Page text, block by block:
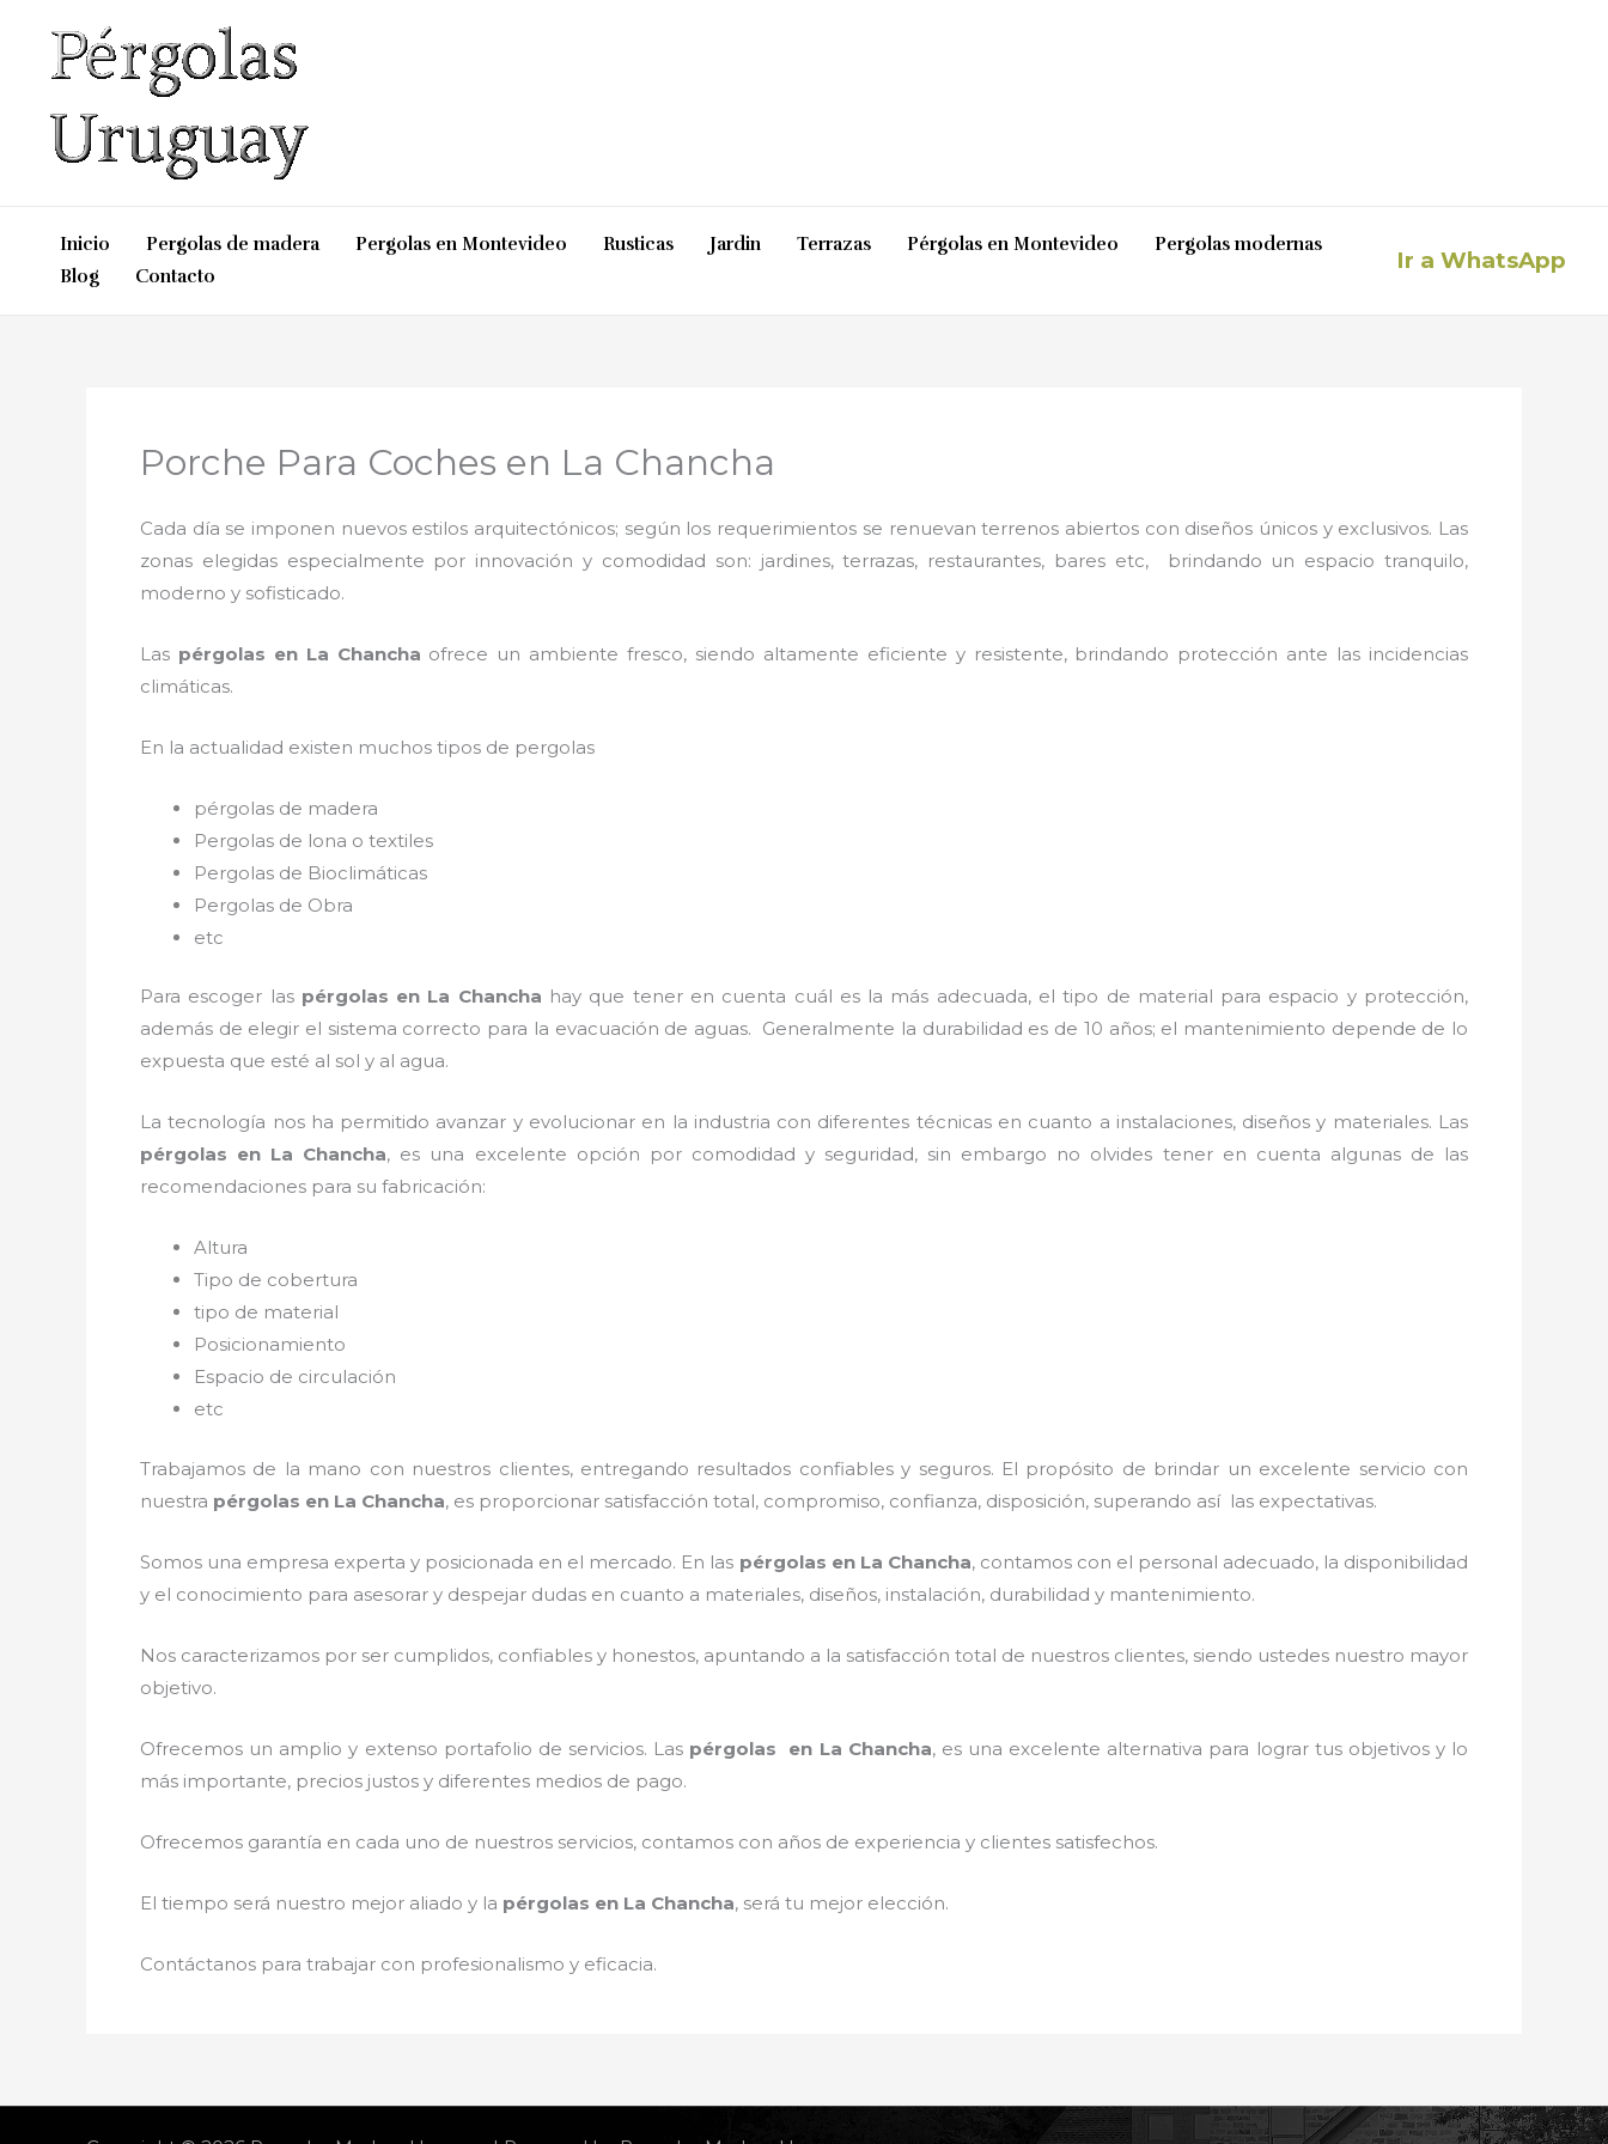
contenido
Inicio Pergolas de madera Pergolas en Montevideo Rusticas Jardin Terrazas Pérgolas en Montevideo
Pergolas modernas
Blog
Contacto
Ir a WhatsApp
Porche Para Coches en La Chancha
Cada día se imponen nuevos estilos arquitectónicos; según los requerimientos se renuevan terrenos abiertos con diseños únicos y exclusivos. Las
zonas elegidas especialmente por innovación y comodidad son: jardines, terrazas, restaurantes, bares etc, brindando un espacio tranquilo,
moderno y sofisticado.
Las pérgolas en La Chancha ofrece un ambiente fresco, siendo altamente eficiente y resistente, brindando protección ante las incidencias
climáticas.
En la actualidad existen muchos tipos de pergolas
pérgolas de madera
Pergolas de lona o textiles
Pergolas de Bioclimáticas
Pergolas de Obra
etc
Para escoger las pérgolas en La Chancha hay que tener en cuenta cuál es la más adecuada, el tipo de material para espacio y protección,
además de elegir el sistema correcto para la evacuación de aguas. Generalmente la durabilidad es de 10 años; el mantenimiento depende de lo
expuesta que esté al sol y al agua.
La tecnología nos ha permitido avanzar y evolucionar en la industria con diferentes técnicas en cuanto a instalaciones, diseños y materiales. Las
pérgolas en La Chancha, es una excelente opción por comodidad y seguridad, sin embargo no olvides tener en cuenta algunas de las
recomendaciones para su fabricación:
Altura
Tipo de cobertura
tipo de material
Posicionamiento
Espacio de circulación
etc
Trabajamos de la mano con nuestros clientes, entregando resultados confiables y seguros. El propósito de brindar un excelente servicio con
nuestra pérgolas en La Chancha, es proporcionar satisfacción total, compromiso, confianza, disposición, superando así las expectativas.
Somos una empresa experta y posicionada en el mercado. En las pérgolas en La Chancha, contamos con el personal adecuado, la disponibilidad
y el conocimiento para asesorar y despejar dudas en cuanto a materiales, diseños, instalación, durabilidad y mantenimiento.
Nos caracterizamos por ser cumplidos, confiables y honestos, apuntando a la satisfacción total de nuestros clientes, siendo ustedes nuestro mayor
objetivo.
Ofrecemos un amplio y extenso portafolio de servicios. Las pérgolas en La Chancha, es una excelente alternativa para lograr tus objetivos y lo
más importante, precios justos y diferentes medios de pago.
Ofrecemos garantía en cada uno de nuestros servicios, contamos con años de experiencia y clientes satisfechos.
El tiempo será nuestro mejor aliado y la pérgolas en La Chancha, será tu mejor elección.
Contáctanos para trabajar con profesionalismo y eficacia.